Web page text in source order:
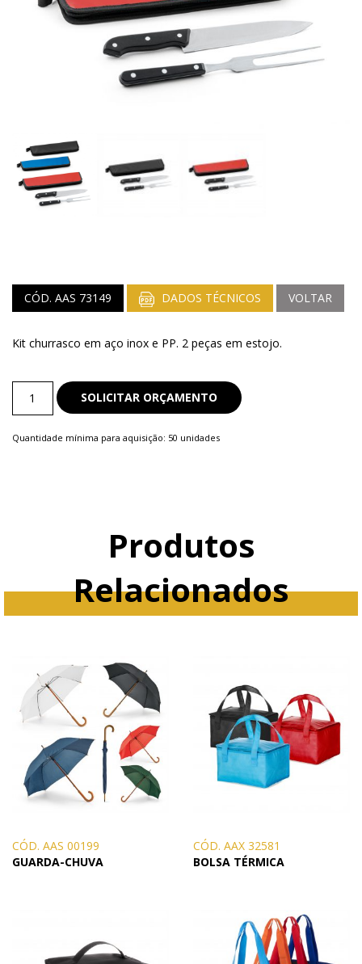
CÓD. AAS 73149 DADOS TÉCNICOS VOLTAR
Kit churrasco em aço inox e PP. 2 peças em estojo.
Churrasco
SOLICITAR ORÇAMENTO
Quantidade mínima para aquisição: 50 unidades
Produtos
Relacionados
CÓD. AAS 00199
GUARDA-CHUVA
CÓD. AAX 32581
BOLSA TÉRMICA